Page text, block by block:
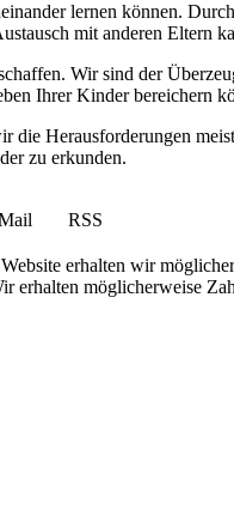
lernen können.
mit anderen Eltern
Wir sind der
Ihrer Kinder bereichern
die Herausforderungen
zu erkunden.
RSS
erhalten wir
möglicherweise